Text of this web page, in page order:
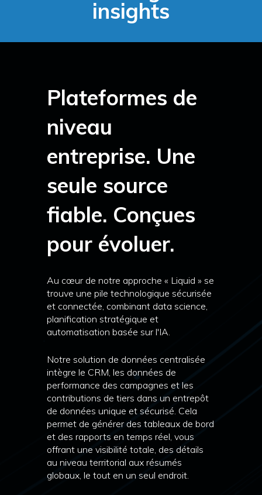
insights
Plateformes de
niveau
entreprise. Une
seule source
fiable. Conçues
pour évoluer.
Au cœur de notre approche « Liquid » se
trouve une pile technologique sécurisée
et connectée, combinant data science
planification stratégique et
automatisation basée sur l'IA.
Notre solution de données centralisée
intègre le CRM, les données de
performance des campagnes et les
contributions de tiers dans un entrepôt
de données unique et sécurisé. Cela
permet de générer des tableaux de bord
et des rapports en temps réel, vous
offrant une visibilité totale, des détails
au niveau territorial aux résumés
globaux, le tout en un seul endroit.